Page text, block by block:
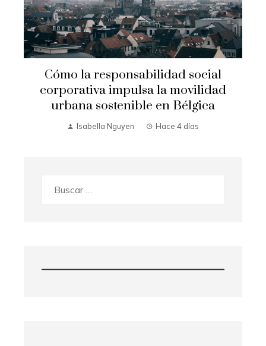
Cómo la responsabilidad social
corporativa impulsa la movilidad
urbana sostenible en Bélgica
Isabella Nguyen Hace 4 días